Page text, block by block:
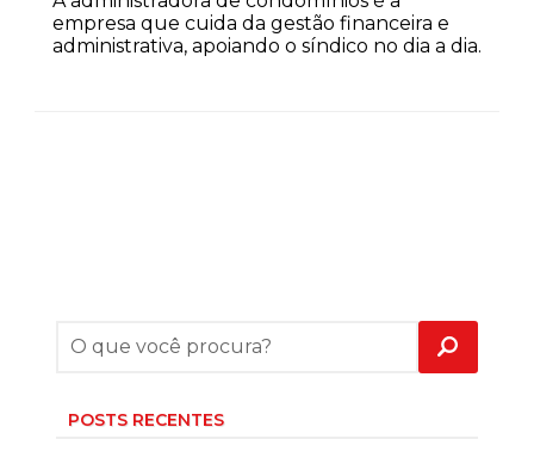
empresa que cuida da gestão financeira e
administrativa, apoiando o síndico no dia a dia.
POSTS RECENTES